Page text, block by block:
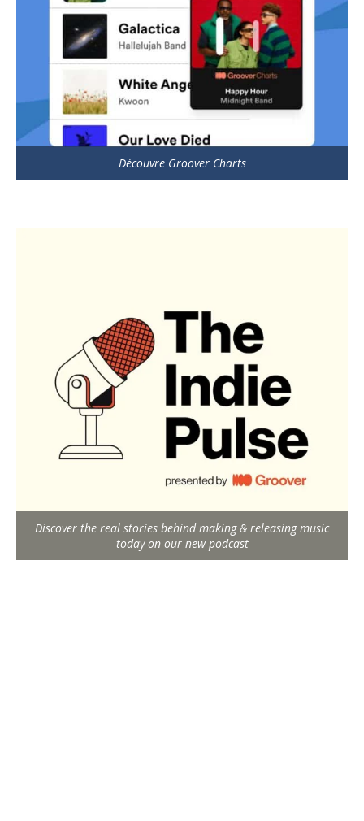
Découvre Groover Charts
Discover the real stories behind making & releasing music
today on our new podcast